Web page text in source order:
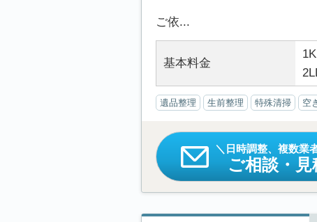
ご依...
基本料金
1K
遺品整理 生前整理 特殊清掃 空
日時調整、複数業
ご相談・